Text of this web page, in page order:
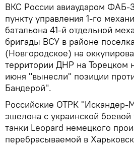
ВКС России авиаударом
пункту управления 1-го
батальона 41-й отдельной
бригады ВСУ в районе
(Новгородское) на
территории ДНР на Торецком
июня "вынесли" позиции
Бандерой".
Российские ОТРК "Искандер-
эшелона с украинской боевой
танки Leopard немецкого
перебрасываемой в